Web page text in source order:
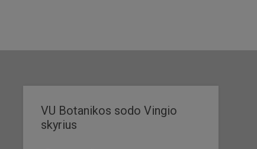
VU Botanikos sodo Vingio
skyrius